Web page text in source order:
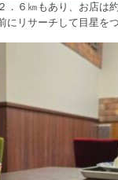
６㎞もあり、お店は
にリサーチして目星を